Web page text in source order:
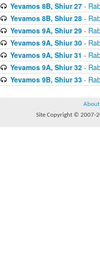
Yevamos 8B, Shiur 27-
Yevamos 8B, Shiur 28-
Yevamos 9A, Shiur 29-
Yevamos 9A, Shiur 30-
Yevamos 9A, Shiur 31 -
Yevamos 9A, Shiur 32-
Yevamos 9B, Shiur 33-
About
Site Copyright © 2007-